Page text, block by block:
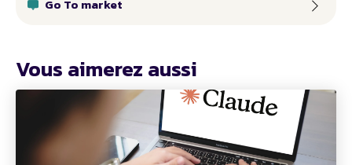
Go To market
Vous aimerez aussi